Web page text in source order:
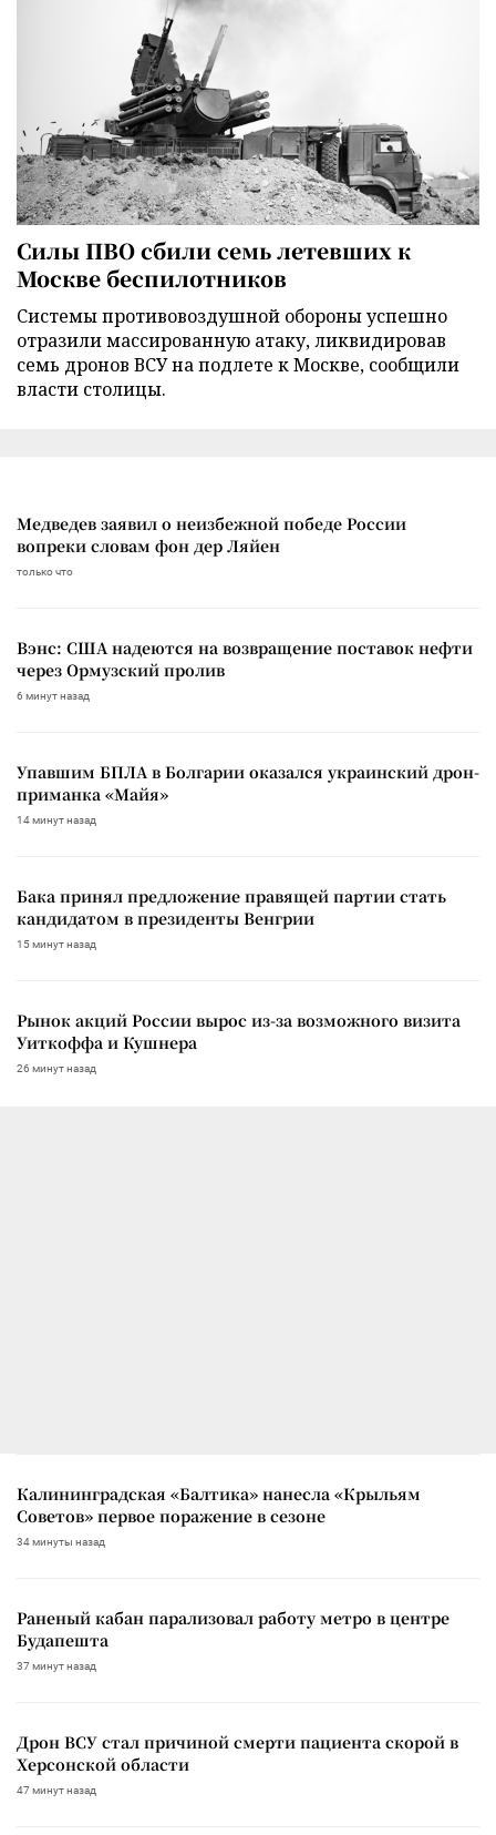
Силы ПВО сбили семь летевших к
Москве беспилотников
Cистемы противовоздушной обороны успешно
отразили массированную атаку, ликвидировав
семь дронов ВСУ на подлете к Москве, сообщили
власти столицы.
Медведев заявил о неизбежной победе России
вопреки словам фон дер Ляйен
только что
Вэнс: США надеются на возвращение поставок нефти
через Ормузский пролив
6 минут назад
Упавшим БПЛА в Болгарии оказался украинский дрон-
приманка «Майя»
14 минут назад
Бака принял предложение правящей партии стать
кандидатом в президенты Венгрии
15 минут назад
Рынок акций России вырос из-за возможного визита
Уиткоффа и Кушнера
26 минут назад
Калининградская «Балтика» нанесла «Крыльям
Советов» первое поражение в сезоне
34 минуты назад
Раненый кабан парализовал работу метро в центре
Будапешта
37 минут назад
Дрон ВСУ стал причиной смерти пациента скорой в
Херсонской области
47 минут назад